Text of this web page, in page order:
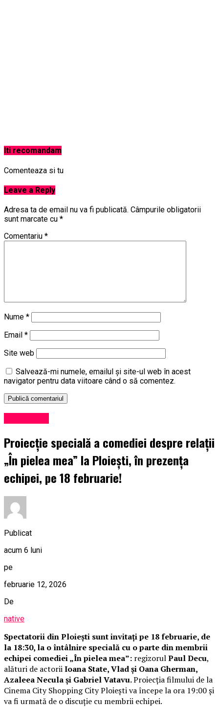
Iti recomandam
Comenteaza si tu
Leave a Reply
Adresa ta de email nu va fi publicată. Câmpurile obligatorii
sunt marcate cu *
Comentariu *
Nume *
Email *
Site web
Salvează-mi numele, emailul și site-ul web în acest
navigator pentru data viitoare când o să comentez.
Proiecție specială a comediei despre relații
„În pielea mea” la Ploiești, în prezența
echipei, pe 18 februarie!
Publicat
acum 6 luni
pe
februarie 12, 2026
De
native
Spectatorii din Ploiești sunt invitați pe 18 februarie, de
la 18:30, la o întâlnire specială cu o parte din membrii
echipei comediei „În pielea mea”: regizorulPaul Decu,
alături de actoriiIoana State, Vlad și Oana Gherman,
Azaleea Necula și Gabriel Vatavu.Proiecția filmului de la
Cinema City Shopping City Ploiești va începe la ora 19:00 și
va fi urmată de o discuție cu membrii echipei.